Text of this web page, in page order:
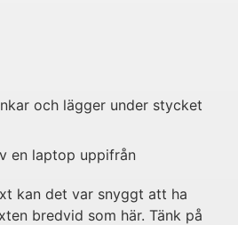
och lägger under stycket
kan det var snyggt att ha
bredvid som här. Tänk på